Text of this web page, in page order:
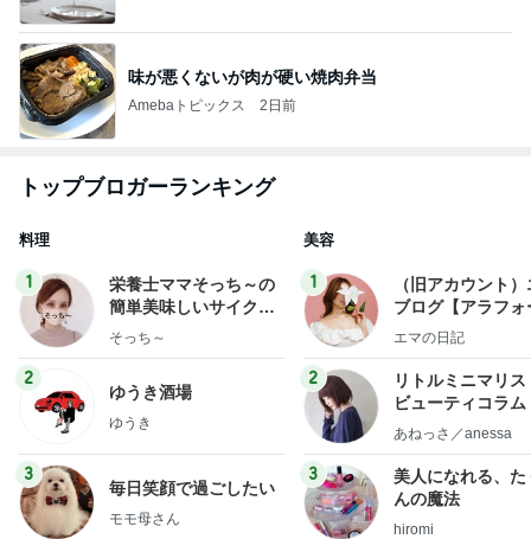
味が悪くないが肉が硬い焼肉弁当
Amebaトピックス 2日前
トップブロガーランキング
料理
1
栄養士ママそっち～の
簡単美味しいサイクル
献立
そっち～
2
ゆうき酒場
ゆうき
3
毎日笑顔で過ごしたい
モモ母さん
美容
1
（旧アカウント
ブログ【アラフォ
社売却セカンドラ
エマの日記
2
リトルミニマリス
ビューティコラ
little
あねっさ／anessa
3
美人になれる、た
んの魔法
hiromi